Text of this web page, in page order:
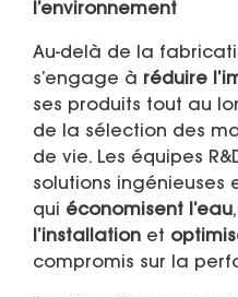
l’environnement
Au-delà de la
s’engage à réduire
ses produits tout au
de la sélection des
de vie. Les équipes
solutions ingénieuses
qui économisent l’eau,
l’installation et
compromis sur la